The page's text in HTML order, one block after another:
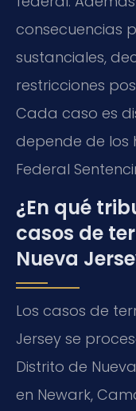
consecuencias
sustanciales,
restricciones
Cada caso es
depende de los
Federal
¿En qué
casos de
Nueva
Los casos de
Jersey se
Distrito de
en Newark,